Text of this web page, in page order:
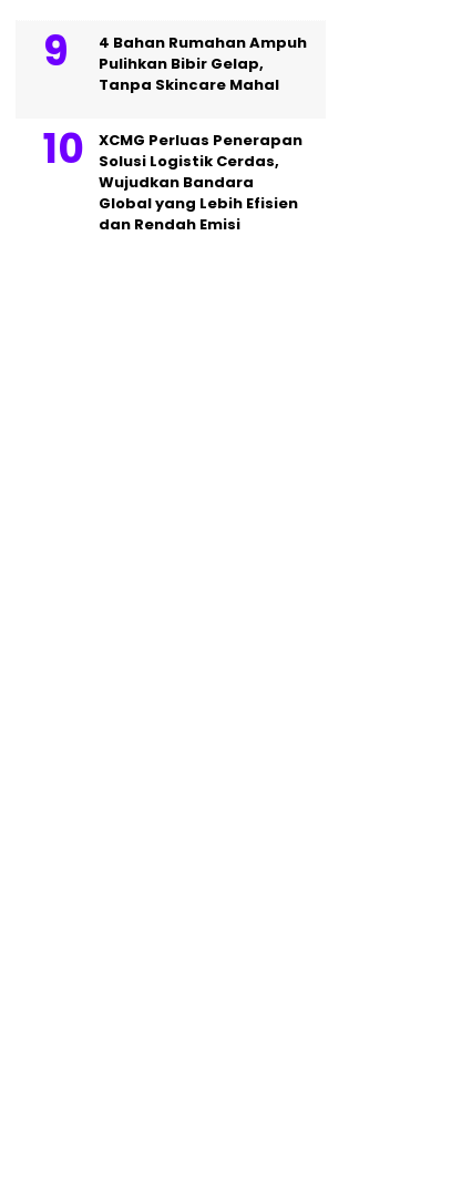
4 Bahan Rumahan Ampuh
Pulihkan Bibir Gelap,
Tanpa Skincare Mahal
XCMG Perluas Penerapan
Solusi Logistik Cerdas,
Wujudkan Bandara
Global yang Lebih Efisien
dan Rendah Emisi